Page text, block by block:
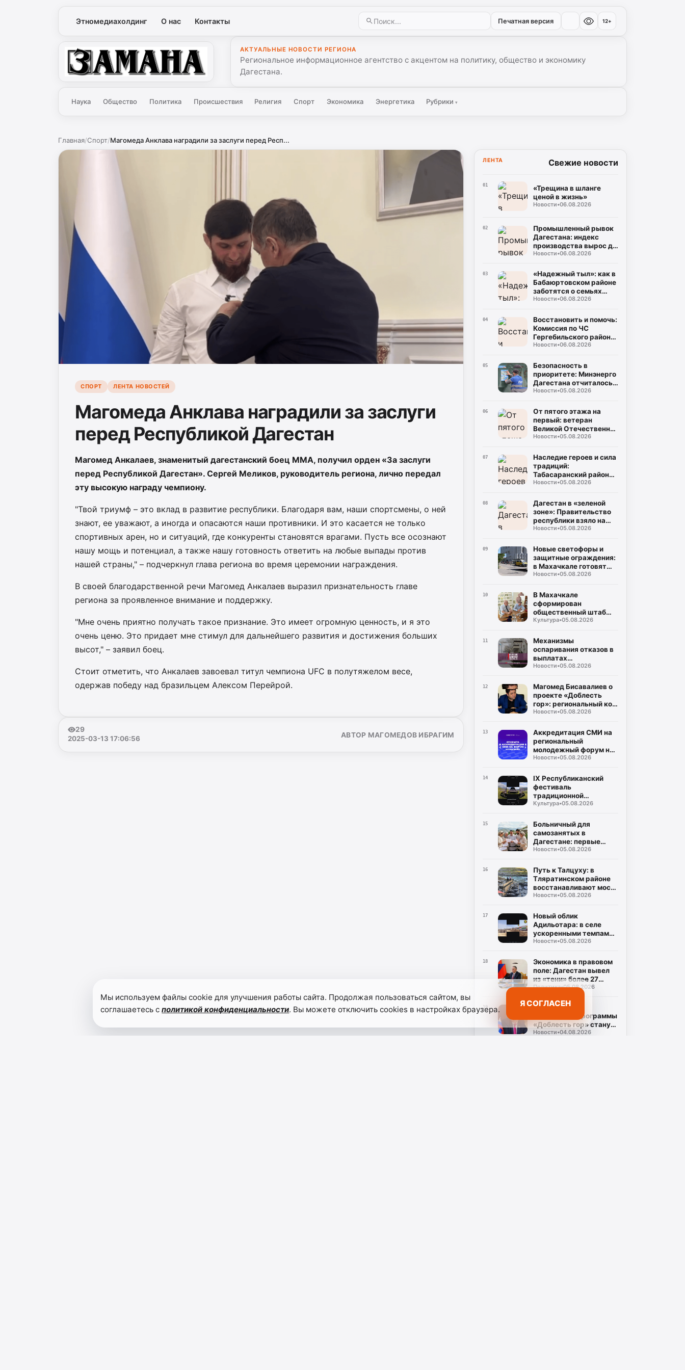
Этномедиахолдинг О нас Контакты Печатная версия 12+
Замана
АКТУАЛЬНЫЕ НОВОСТИ РЕГИОНА
Региональное информационное агентство с акцентом на политику, общество и экономику
Дагестана.
Наука Общество Политика Происшествия Религия Спорт Экономика Энергетика Рубрики▾
Главная/Спорт/Магомеда Анклава наградили за заслуги перед Респ...
СПОРТ ЛЕНТА НОВОСТЕЙ
Магомеда Анклава наградили за заслуги
перед Республикой Дагестан
Магомед Анкалаев, знаменитый дагестанский боец MMA, получил орден «За заслуги
перед Республикой Дагестан». Сергей Меликов, руководитель региона, лично передал
эту высокую награду чемпиону.
"Твой триумф – это вклад в развитие республики. Благодаря вам, наши спортсмены, о ней
знают, ее уважают, а иногда и опасаются наши противники. И это касается не только
спортивных арен, но и ситуаций, где конкуренты становятся врагами. Пусть все осознают
нашу мощь и потенциал, а также нашу готовность ответить на любые выпады против
нашей страны," – подчеркнул глава региона во время церемонии награждения.
В своей благодарственной речи Магомед Анкалаев выразил признательность главе
региона за проявленное внимание и поддержку.
"Мне очень приятно получать такое признание. Это имеет огромную ценность, и я это
очень ценю. Это придает мне стимул для дальнейшего развития и достижения больших
высот," – заявил боец.
Стоит отметить, что Анкалаев завоевал титул чемпиона UFC в полутяжелом весе,
одержав победу над бразильцем Алексом Перейрой.
29
2025-03-13 17:06:56
АВТОР МАГОМЕДОВ ИБРАГИМ
ЛЕНТА Свежие новости
01
«Трещина в шланге
ценой в жизнь»
Новости•06.08.2026
02
Промышленный рывок
Дагестана: индекс
производства вырос до
106%, а объем отгрузки
миллиардов рублей
Новости•06.08.2026
03
«Надежный тыл»: как в
Бабаюртовском районе
заботятся о семьях
героев СВО, превращая
дела
Новости•06.08.2026
04
Восстановить и помочь:
Комиссия по ЧС
Гергебильского района
детально оценивает
в Курми и Хвартикуни
Новости•06.08.2026
05
Безопасность в
приоритете: Минэнерго
Дагестана отчиталось о
двукратном снижении
эксплуатации газа
Новости•05.08.2026
06
От пятого этажа на
первый: ветеран
Великой Отечественной
Муса Багаудинов
квартиры в Каспийске
Новости•05.08.2026
07
Наследие героев и сила
традиций:
Табасаранский район
примет два турнира
уровня в честь Руслана
Курбанова и Рустама
Мурадова
Новости•05.08.2026
08
Дагестан в «зеленой
зоне»: Правительство
республики взяло на
жесткий контроль
инфраструктуры для
ТКО
Новости•05.08.2026
09
Новые светофоры и
защитные ограждения:
в Махачкале готовят
безопасные маршруты
сентября
Новости•05.08.2026
10
В Махачкале
сформирован
общественный штаб
контроля за выборами в
Собрание
Культура•05.08.2026
11
Механизмы
оспаривания отказов в
выплатах
пострадавшим от
ситуаций
Новости•05.08.2026
12
Магомед Бисавалиев о
проекте «Доблесть
гор»: региональный код
общенациональной
Новости•05.08.2026
13
Аккредитация СМИ на
региональный
молодежный форум на
берегу Каспийского
Новости•05.08.2026
14
IX Республиканский
фестиваль
традиционной
культуры и фольклора
ярко прошёл на
Центральной площади
села Ботлих
Культура•05.08.2026
15
Больничный для
самозанятых в
Дагестане: первые
начисления ожидаются
Новости•05.08.2026
16
Путь к Талцуху: в
Тляратинском районе
восстанавливают мост,
разрушенный
Новости•05.08.2026
17
Новый облик
Адильотара: в селе
ускоренными темпами
возводят школу и
Новости•05.08.2026
18
Экономика в правовом
поле: Дагестан вывел
из «тени» более 27
тысяч работников
Политика•05.08.2026
19
Ректор ДГУ:
выпускники программы
«Доблесть гор» станут
новой управленческой
Новости•04.08.2026
Мы используем файлы cookie для улучшения работы сайта. Продолжая пользоваться сайтом, вы
соглашаетесь сполитикой конфиденциальности. Вы можете отключить cookies в настройках браузера.
Я СОГЛАСЕН